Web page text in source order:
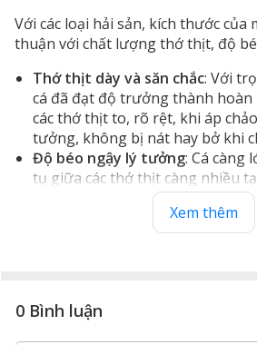
Với các loại hải sản, kích thước của
thuận với chất lượng thớ thịt, độ
Thớ thịt dày và săn chắc: Với
cá đã đạt độ trưởng thành hoàn
các thớ thịt to, rõ rệt, khi áp
tưởng, không bị nát hay bở khi
Độ béo ngậy lý tưởng: Cá càng
tụ giữa các thớ thịt càng nhiều
như bơ đặc trưng mà các size
Xem thêm
0 Bình luận